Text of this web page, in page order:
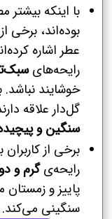
با اینکه
بوده‌اند، برخی
عطر اشاره
رایحه‌های
خوشایند نباشد.
گل‌دار علاقه
سنگین و
برخی از
رایحه‌یگرم و
پاییز و
سنگینی می‌کند.